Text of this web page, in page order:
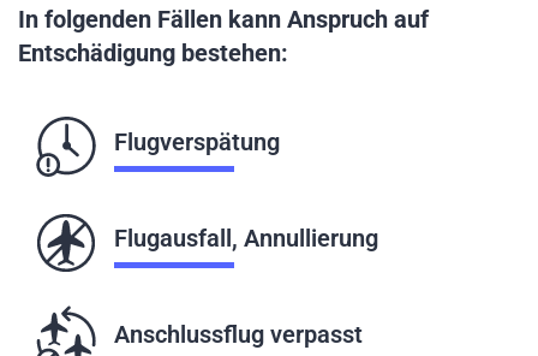
In folgenden Fällen kann Anspruch auf
Entschädigung bestehen:
Flugverspätung
Flugausfall, Annullierung
Anschlussflug verpasst